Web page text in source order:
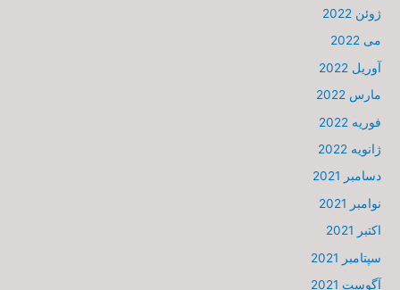
ژوئن 2022
می 2022
آوریل 2022
مارس 2022
فوریه 2022
ژانویه 2022
دسامبر 2021
نوامبر 2021
اکتبر 2021
سپتامبر 2021
آگوست 2021